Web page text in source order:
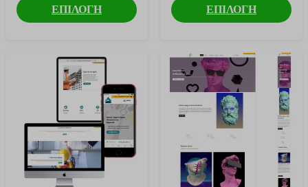
ΕΠΙΛΟΓΗ ΕΠΙΛΟΓΗ